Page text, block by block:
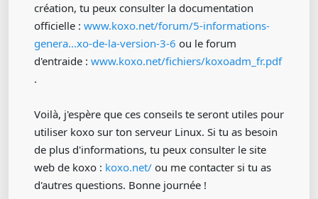
création, tu peux consulter la documentation
officielle : www.koxo.net/forum/5-informations-
genera...xo-de-la-version-3-6 ou le forum
d'entraide : www.koxo.net/fichiers/koxoadm_fr.pdf
.
Voilà, j'espère que ces conseils te seront utiles pour
utiliser koxo sur ton serveur Linux. Si tu as besoin
de plus d'informations, tu peux consulter le site
web de koxo : koxo.net/ ou me contacter si tu as
d'autres questions. Bonne journée !